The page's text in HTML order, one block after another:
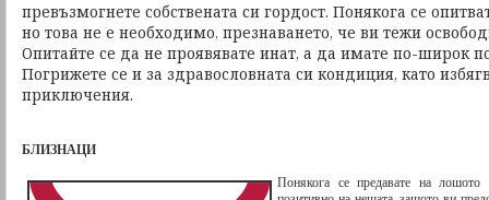
превъзмогнете собствената си гордост. Понякога се
но това не е необходимо, презнаването, че ви тежи
Опитайте се да не проявявате инат, а да имате по-широк
Погрижете се и за здравословната си кондиция, като
приключения.
БЛИЗНАЦИ
Понякога се предавате на лошото